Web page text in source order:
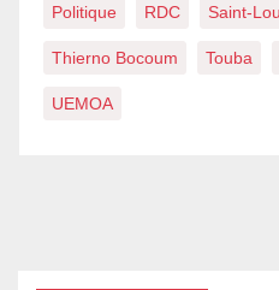
Politique RDC Saint-
Thierno Bocoum Touba
UEMOA